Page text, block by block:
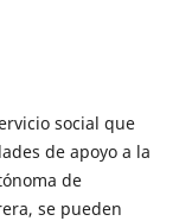
social que
de apoyo a la
de
se pueden